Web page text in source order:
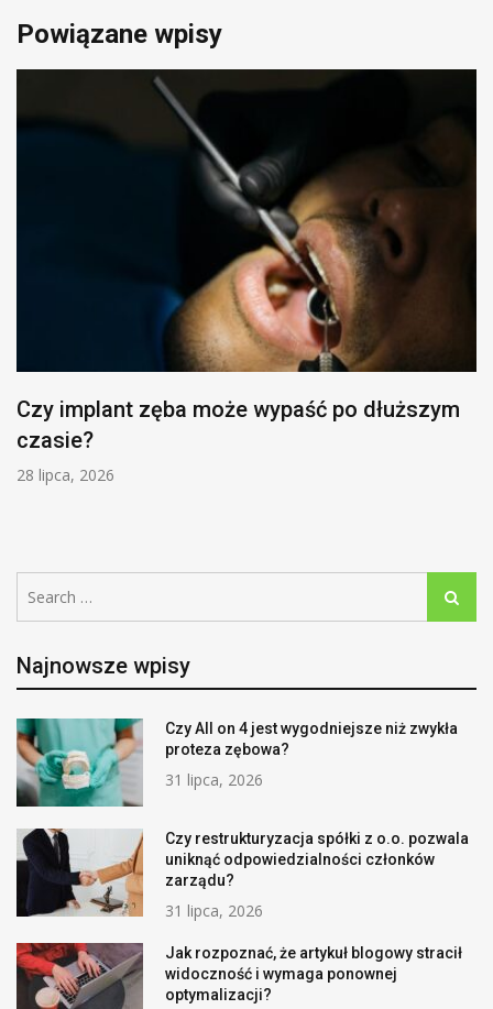
Powiązane wpisy
Czy implant zęba może wypaść po dłuższym
czasie?
28 lipca, 2026
for:
Search
Najnowsze wpisy
Czy All on 4 jest wygodniejsze niż zwykła
proteza zębowa?
31 lipca, 2026
Czy restrukturyzacja spółki z o.o. pozwala
uniknąć odpowiedzialności członków
zarządu?
31 lipca, 2026
Jak rozpoznać, że artykuł blogowy stracił
widoczność i wymaga ponownej
optymalizacji?